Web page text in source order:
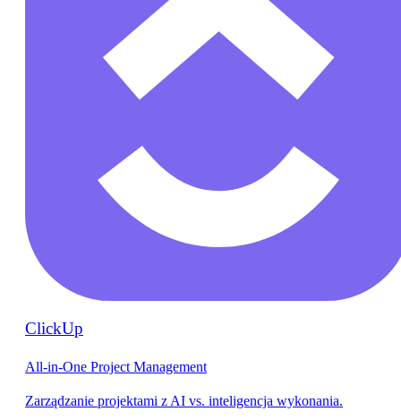
ClickUp
All-in-One Project Management